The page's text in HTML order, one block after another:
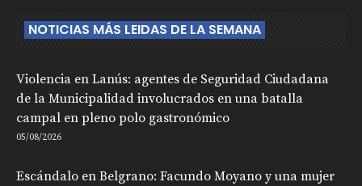
NOTICIAS MÁS LEIDAS DE LA SEMANA
Violencia en Lanús: agentes de Seguridad Ciudadana
de la Municipalidad involucrados en una batalla
campal en pleno polo gastronómico
05/08/2026
Escándalo en Belgrano: Facundo Moyano y una mujer